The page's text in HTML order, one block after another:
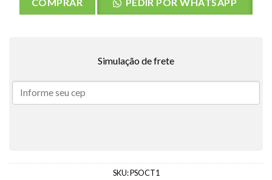
Simulação de frete
SKU:PSOCT1